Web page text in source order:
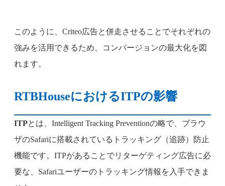
このように、Criteo広告と併走させることでそれぞれの
強みを活用できるため、コンバージョンの最大化を図
れます。
RTBHouseにおけるITPの影響
ITPとは、Intelligent Tracking Preventionの略で、ブラウ
ザのSafariに搭載されているトラッキング（追跡）防止
機能です。ITPがあることでリターゲティング広告に必
要な、Safariユーザーのトラッキング情報を入手できま